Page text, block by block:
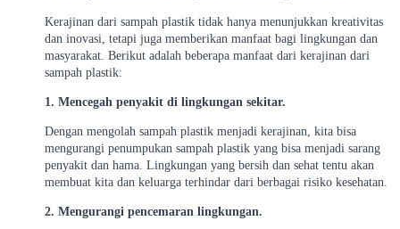
Kerajinan dari sampah plastik tidak hanya menunjukkan kreativitas
dan inovasi, tetapi juga memberikan manfaat bagi lingkungan dan
masyarakat. Berikut adalah beberapa manfaat dari kerajinan dari
sampah plastik:
1. Mencegah penyakit di lingkungan sekitar.
Dengan mengolah sampah plastik menjadi kerajinan, kita bisa
mengurangi penumpukan sampah plastik yang bisa menjadi sarang
penyakit dan hama. Lingkungan yang bersih dan sehat tentu akan
membuat kita dan keluarga terhindar dari berbagai risiko kesehatan.
2. Mengurangi pencemaran lingkungan.